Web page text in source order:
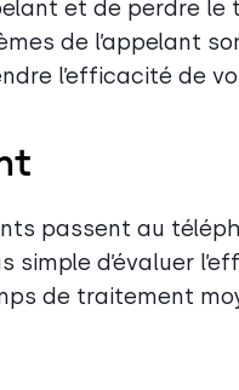
et de perdre
de l’appelant
l’efficacité de
passent au
simple d’évaluer
de traitement